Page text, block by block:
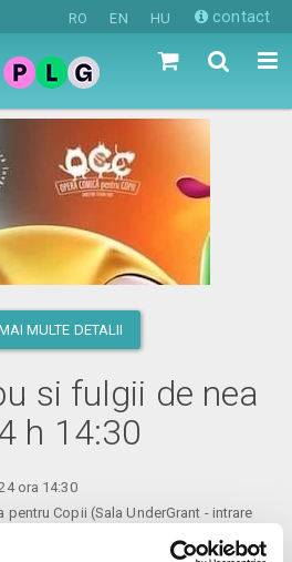
RO EN HU contact
MULTE DETALII
si fulgii de nea
h 14:30
ora 14:30
pentru Copii (Sala UnderGrant - intrare